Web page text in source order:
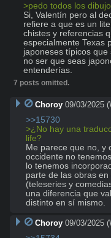
>pedo todos los
Si, Valentín pero al
refiere a que es un
chistes y referencias
especialmente Texas
japoneses típicos
no ser que seas
entenderías.
7 posts omitted.
Choroy 09/03/2025
>>15730
>¿No hay una
life?
Me parece que no, y
occidente no
lo tenemos
parte de las obras
(teleseries y
una diferencia que
distinto en sí mismo.
Choroy 09/03/2025